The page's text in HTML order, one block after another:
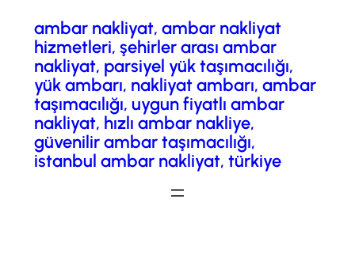
İçeriğeambar nakliyat, ambar nakliyat
hizmetleri, şehirler arası ambar
nakliyat, parsiyel yük taşımacılığı,
yük ambarı, nakliyat ambarı, ambar
taşımacılığı, uygun fiyatlı ambar
nakliyat, hızlı ambar nakliye,
güvenilir ambar taşımacılığı,
istanbul ambar nakliyat, türkiye